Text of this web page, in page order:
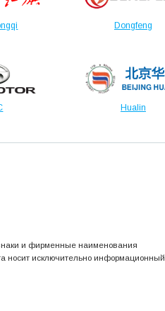
Dongfeng
Hualin
и фирменные наименования
носит исключительно информационный